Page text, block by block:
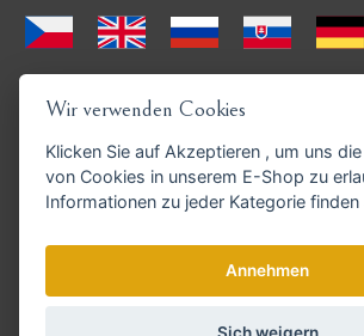
GoPay-Zahlungen
Wir verwenden Cookies
Klicken Sie auf Akzeptieren , um uns
von Cookies in unserem E-Shop zu erlauben.
Informationen zu jeder Kategorie finden
Annehmen